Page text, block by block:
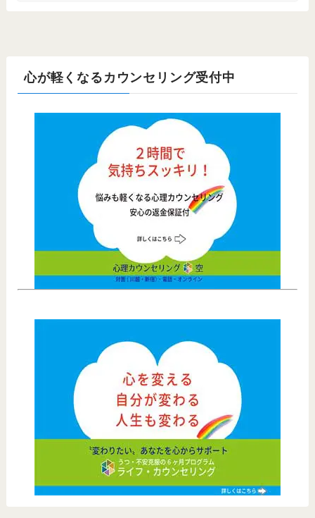
心が軽くなるカウンセリング受付中